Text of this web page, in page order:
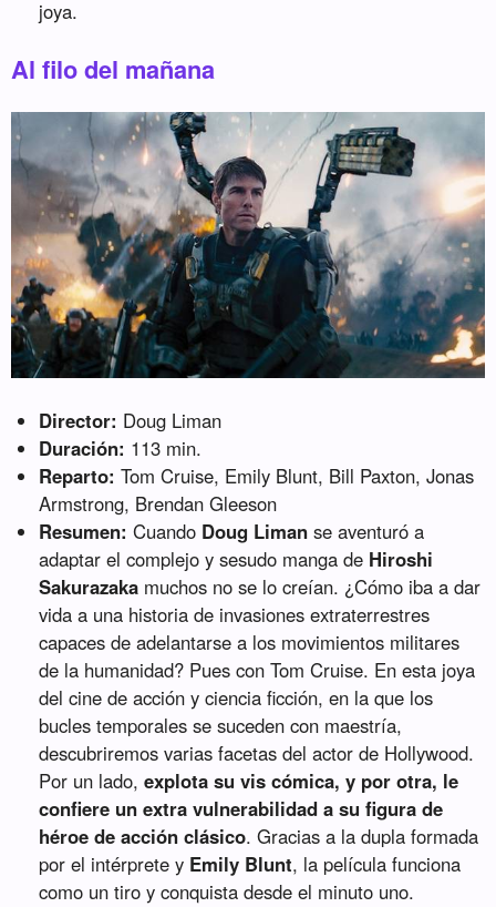
joya.
Al filo del mañana
Director: Doug Liman
Duración: 113 min.
Reparto: Tom Cruise, Emily Blunt, Bill Paxton, Jonas
Armstrong, Brendan Gleeson
Resumen: Cuando Doug Liman se aventuró a
adaptar el complejo y sesudo manga de Hiroshi
Sakurazaka muchos no se lo creían. ¿Cómo iba a dar
vida a una historia de invasiones extraterrestres
capaces de adelantarse a los movimientos militares
de la humanidad? Pues con Tom Cruise. En esta joya
del cine de acción y ciencia ficción, en la que los
bucles temporales se suceden con maestría,
descubriremos varias facetas del actor de Hollywood.
Por un lado,explota su vis cómica, y por otra, le
confiere un extra vulnerabilidad a su figura de
héroe de acción clásico. Gracias a la dupla formada
por el intérprete y Emily Blunt, la película funciona
como un tiro y conquista desde el minuto uno.